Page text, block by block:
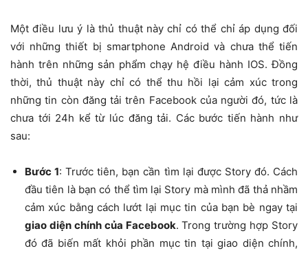
Một điều lưu ý là thủ thuật này chỉ có thể chỉ áp dụng đối
với những thiết bị smartphone Android và chưa thể tiến
hành trên những sản phẩm chạy hệ điều hành IOS. Đồng
thời, thủ thuật này chỉ có thể thu hồi lại cảm xúc trong
những tin còn đăng tải trên Facebook của người đó, tức là
chưa tới 24h kể từ lúc đăng tải. Các bước tiến hành như
sau:
Bước 1: Trước tiên, bạn cần tìm lại được Story đó. Cách
đầu tiên là bạn có thể tìm lại Story mà mình đã thả nhầm
cảm xúc bằng cách lướt lại mục tin của bạn bè ngay tại
giao diện chính của Facebook. Trong trường hợp Story
đó đã biến mất khỏi phần mục tin tại giao diện chính,